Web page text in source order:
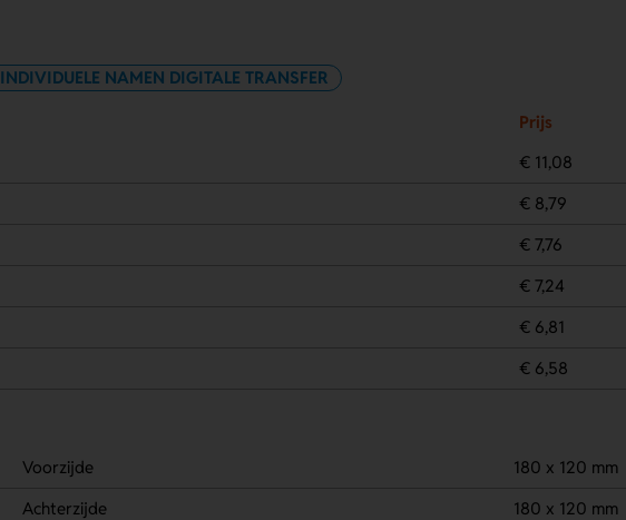
INDIVIDUELE NAMEN DIGITALE TRANSFER
Prijs
€ 11,08
€ 8,79
€ 7,76
€ 7,24
€ 6,81
€ 6,58
Voorzijde
180 x 120 mm
Achterzijde 180 x 120 mm